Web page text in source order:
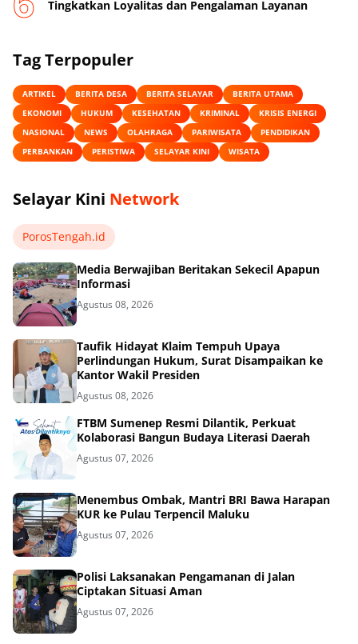
Tingkatkan Loyalitas dan Pengalaman Layanan
Tag Terpopuler
ARTIKEL BERITA DESA BERITA SELAYAR
BERITA UTAMA
EKONOMI
HUKUM KESEHATAN KRIMINAL
KRISIS ENERGI
NASIONAL
NEWS OLAHRAGA PARIWISATA
PENDIDIKAN
PERBANKAN
PERISTIWA SELAYAR KINI WISATA
Selayar Kini Network
PorosTengah.id
Media Berwajiban Beritakan Sekecil Apapun
Informasi
Agustus 08, 2026
Taufik Hidayat Klaim Tempuh Upaya
Perlindungan Hukum, Surat Disampaikan ke
Kantor Wakil Presiden
Agustus 08, 2026
FTBM Sumenep Resmi Dilantik, Perkuat
Kolaborasi Bangun Budaya Literasi Daerah
Agustus 07, 2026
Menembus Ombak, Mantri BRI Bawa Harapan
KUR ke Pulau Terpencil Maluku
Agustus 07, 2026
Polisi Laksanakan Pengamanan di Jalan
Ciptakan Situasi Aman
Agustus 07, 2026